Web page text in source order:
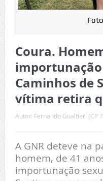
Coura.
Caminhos de
vítima retira
Autor: Fernando Gualtieri (CP
A GNR deteve na
homem, de 41
importunação